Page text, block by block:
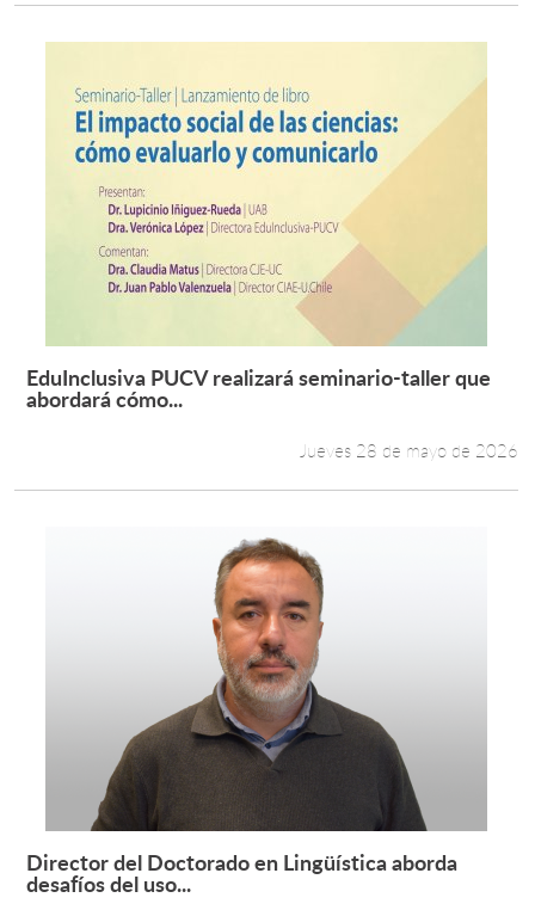
Leer más +
EduInclusiva PUCV realizará seminario-taller que
abordará cómo...
Jueves 28 de mayo de 2026
Leer más +
Director del Doctorado en Lingüística aborda
desafíos del uso...